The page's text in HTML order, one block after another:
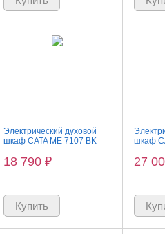
Электрический духовой
шкаф CATA ME 7107 BK
18 790₽
шкаф
27